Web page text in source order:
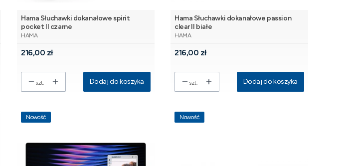
Hama Słuchawki dokanałowe spirit
pocket II czarne
PRODUCENT
HAMA
Cena
216,00 zł
szt. Dodaj do koszyka
Hama Słuchawki dokanałowe passion
clear II białe
PRODUCENT
HAMA
Cena
216,00 zł
szt. Dodaj do koszyka
Nowość Nowość